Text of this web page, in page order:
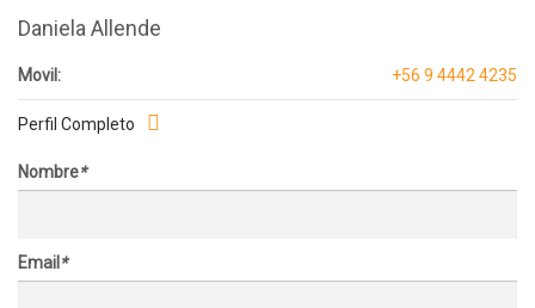
Daniela Allende
Movil: +56 9 4442 4235
Perfil Completo
Nombre*
Email *